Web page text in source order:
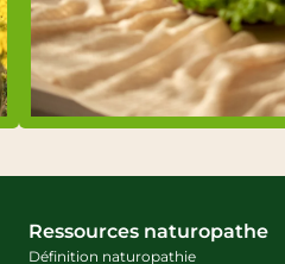
Ressources naturopathe
Définition naturopathie